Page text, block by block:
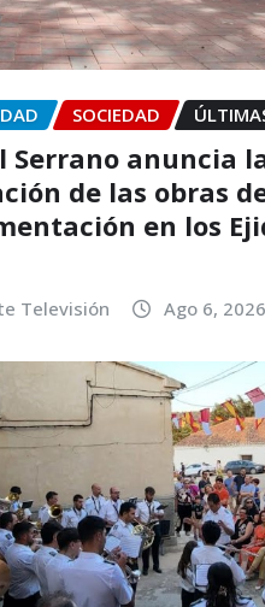
SOCIEDAD
Serrano anuncia
de las obras
en los
Televisión Ago 6, 2026